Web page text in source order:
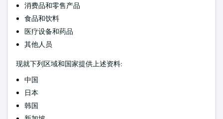
消费品和零售产品
食品和饮料
医疗设备和药品
其他人员
现就下列区域和国家提供上述资料:
中国
日本
韩国